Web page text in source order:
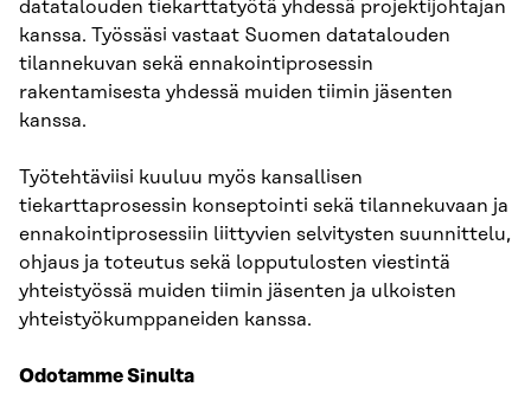
datatalouden tiekarttatyötä yhdessä projektijohtajan
kanssa. Työssäsi vastaat Suomen datatalouden
tilannekuvan sekä ennakointiprosessin
rakentamisesta yhdessä muiden tiimin jäsenten
kanssa.
Työtehtäviisi kuuluu myös kansallisen
tiekarttaprosessin konseptointi sekä tilannekuvaan ja
ennakointiprosessiin liittyvien selvitysten suunnittelu,
ohjaus ja toteutus sekä lopputulosten viestintä
yhteistyössä muiden tiimin jäsenten ja ulkoisten
yhteistyökumppaneiden kanssa.
Odotamme Sinulta